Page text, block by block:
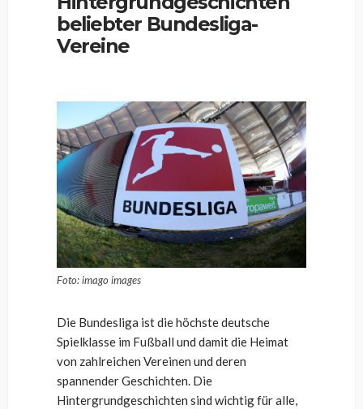
beliebter Bundesliga-
Vereine
Foto: imago images
Die Bundesliga ist die höchste deutsche
Spielklasse im Fußball und damit die Heimat
von zahlreichen Vereinen und deren
spannender Geschichten. Die
Hintergrundgeschichten sind wichtig für alle,